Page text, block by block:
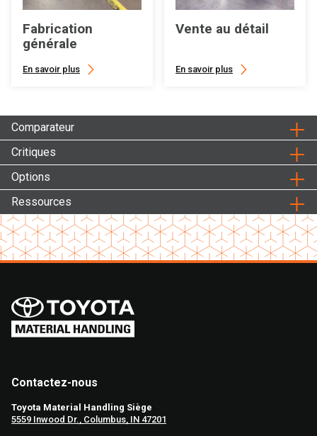
Fabrication
générale
En savoir plus
Vente au détail
En savoir plus
Comparateur
Critiques
Options
Ressources
Contactez-nous
Toyota Material Handling Siège
5559 Inwood Dr., Columbus, IN 47201